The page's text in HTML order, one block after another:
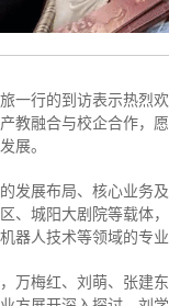
一行的到访表示热烈
教融合与校企合作，
展。
发展布局、核心业务
、城阳大剧院等载体
器人技术等领域的专
万梅红、刘萌、张建